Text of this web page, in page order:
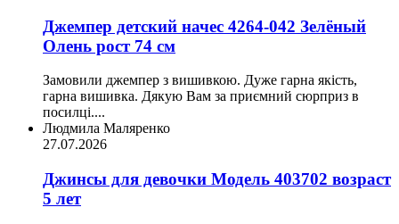
Джемпер детский начес 4264-042 Зелёный
Олень рост 74 см
Замовили джемпер з вишивкою. Дуже гарна якість,
гарна вишивка. Дякую Вам за приємний сюрприз в
посилці....
Людмила Маляренко
27.07.2026
Джинсы для девочки Модель 403702 возраст
5 лет